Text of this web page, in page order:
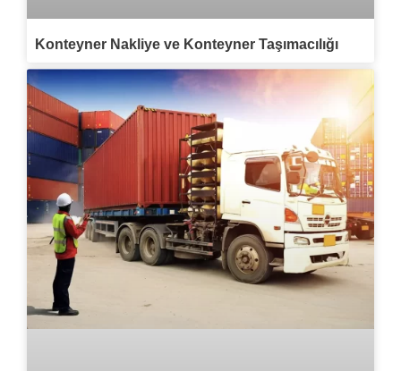
Konteyner Nakliye ve Konteyner Taşımacılığı